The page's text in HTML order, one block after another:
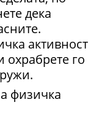
дека
активност
охрабрете го
физичка